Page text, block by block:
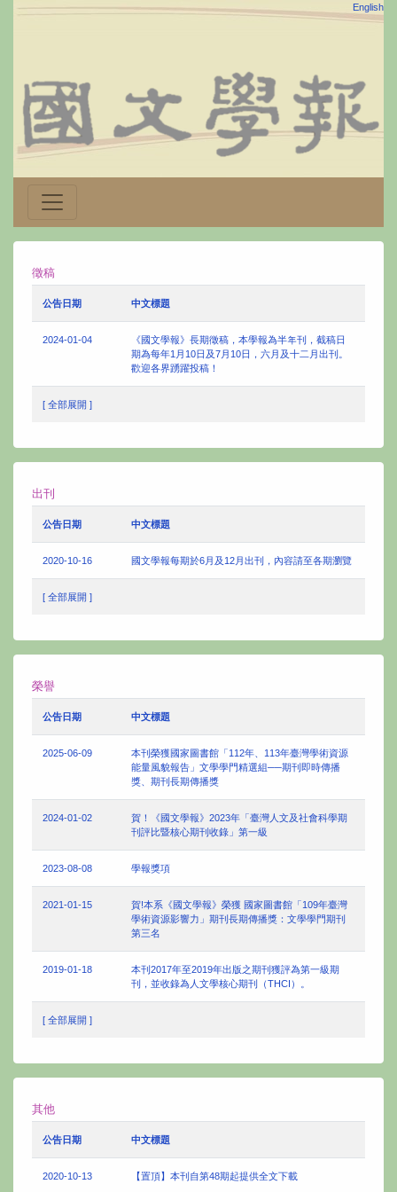
English
徵稿
公告日期 中文標題
2024-01-04
《國文學報》長期徵稿，本學報為半年刊，截稿日
期為每年1月10日及7月10日，六月及十二月出刊。
歡迎各界踴躍投稿！
[ 全部展開 ]
出刊
公告日期 中文標題
2020-10-16 國文學報每期於6月及12月出刊，內容請至各期瀏覽
[ 全部展開 ]
榮譽
公告日期 中文標題
2025-06-09
本刊榮獲國家圖書館「112年、113年臺灣學術資源
能量風貌報告」文學學門精選組──期刊即時傳播
獎、期刊長期傳播獎
2024-01-02
賀！《國文學報》2023年「臺灣人文及社會科學期
刊評比暨核心期刊收錄」第一級
2023-08-08 學報獎項
2021-01-15
賀!本系《國文學報》榮獲 國家圖書館「109年臺灣
學術資源影響力」期刊長期傳播獎：文學學門期刊
第三名
2019-01-18
本刊2017年至2019年出版之期刊獲評為第一級期
刊，並收錄為人文學核心期刊（THCI）。
[ 全部展開 ]
其他
公告日期 中文標題
2020-10-13 【置頂】本刊自第48期起提供全文下載